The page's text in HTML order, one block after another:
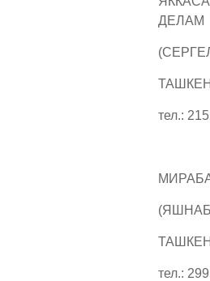
ДЕЛАМ
тел.:
тел.: